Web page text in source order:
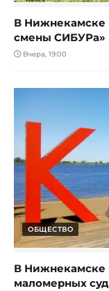
В Нижнекамске
смены СИБУРа»
Вчера, 19:00
ОБЩЕСТВО
В Нижнекамске
маломерных